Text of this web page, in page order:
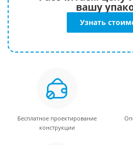
вашу
Узнать
Бесплатное проектирование
конструкции